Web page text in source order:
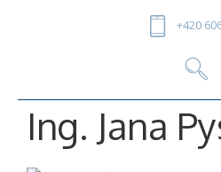
+420
Ing. Jana